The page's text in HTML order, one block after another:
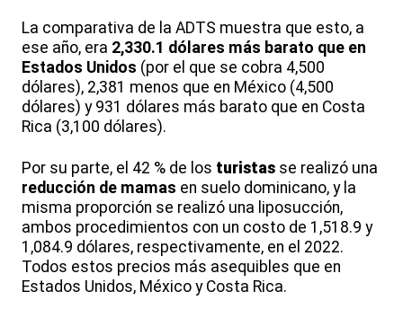
La comparativa de la ADTS muestra que esto, a
ese año, era 2,330.1 dólares más barato que en
Estados Unidos (por el que se cobra 4,500
dólares), 2,381 menos que en México (4,500
dólares) y 931 dólares más barato que en Costa
Rica (3,100 dólares).
Por su parte, el 42 % de los turistas se realizó una
reducción de mamas en suelo dominicano, y la
misma proporción se realizó una liposucción,
ambos procedimientos con un costo de 1,518.9 y
1,084.9 dólares, respectivamente, en el 2022.
Todos estos precios más asequibles que en
Estados Unidos, México y Costa Rica.